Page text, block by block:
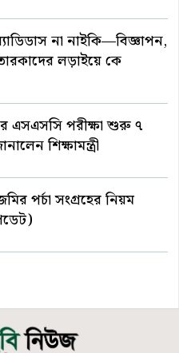
না নাইকি—বিজ্ঞাপন,
লড়াইয়ে কে
এসএসসি পরীক্ষা শুরু ৭
শিক্ষামন্ত্রী
পর্চা সংগ্রহের নিয়ম